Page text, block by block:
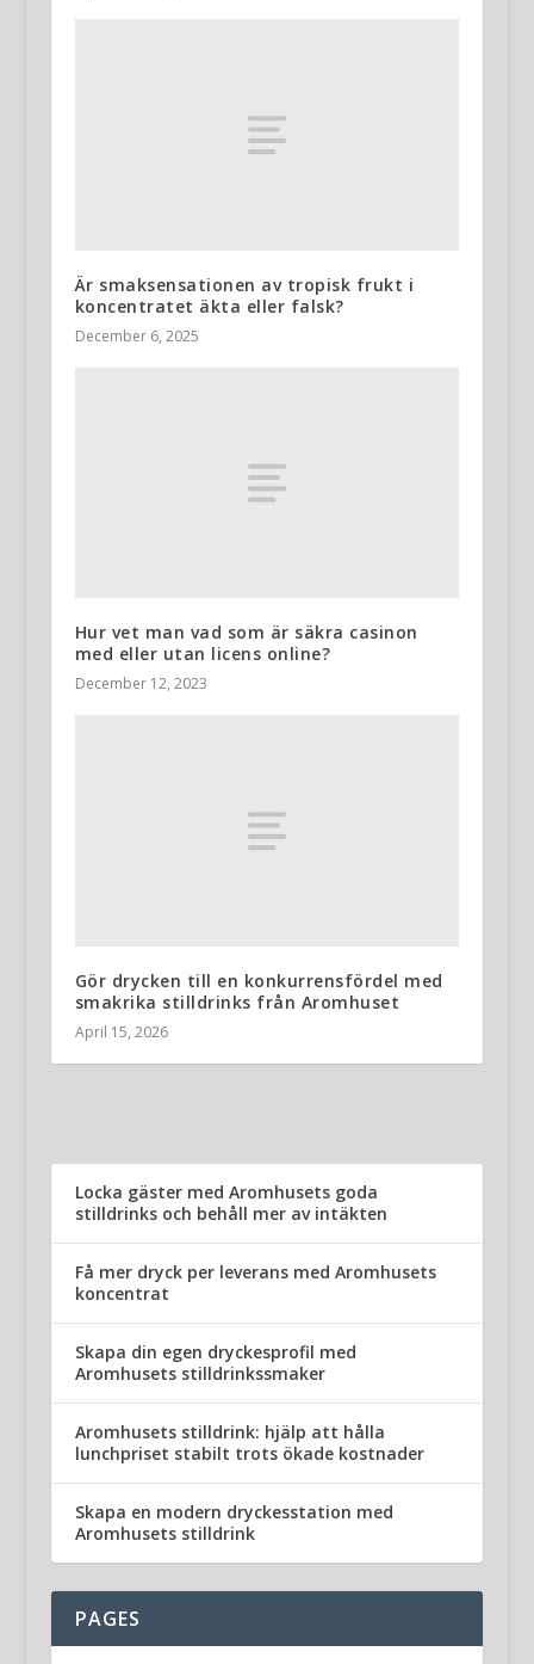
Är smaksensationen av tropisk frukt i
koncentratet äkta eller falsk?
December 6, 2025
Hur vet man vad som är säkra casinon
med eller utan licens online?
December 12, 2023
Gör drycken till en konkurrensfördel med
smakrika stilldrinks från Aromhuset
April 15, 2026
Locka gäster med Aromhusets goda
stilldrinks och behåll mer av intäkten
Få mer dryck per leverans med Aromhusets
koncentrat
Skapa din egen dryckesprofil med
Aromhusets stilldrinkssmaker
Aromhusets stilldrink: hjälp att hålla
lunchpriset stabilt trots ökade kostnader
Skapa en modern dryckesstation med
Aromhusets stilldrink
PAGES